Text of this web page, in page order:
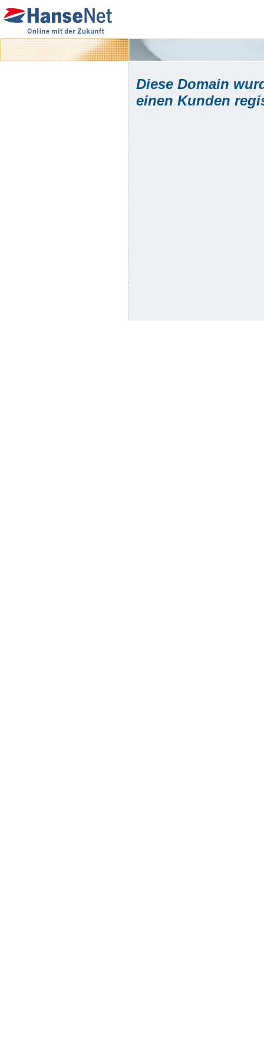
Diese Domain
einen Kunden